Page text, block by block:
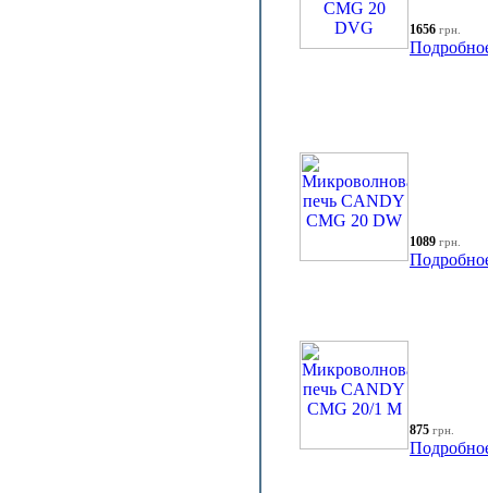
1656 грн.
1089 грн.
875 грн.